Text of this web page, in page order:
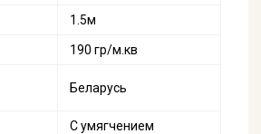
1.5м
190 гр/м.кв
Беларусь
С умягчением